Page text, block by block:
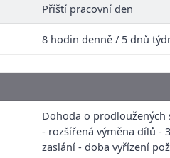
Příští pracovní den
8 hodin denně / 5 dnů
Dohoda o prodloužených
- rozšířená výměna dílů -
zaslání - doba vyřízení